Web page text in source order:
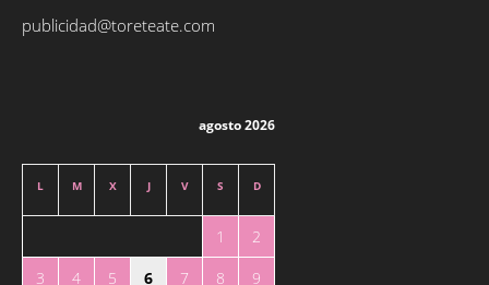
publicidad@toreteate.com
agosto 2026
L M X J V S D
1
2
3
4 5 6 7 8
9